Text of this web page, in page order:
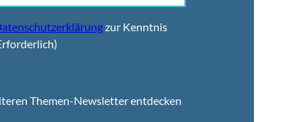
zur Kenntnis
Themen-Newsletter entdecken